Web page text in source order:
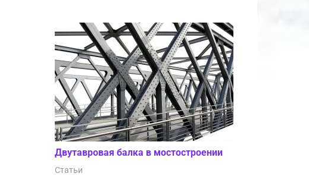
Двутавровая балка в мостостроении
Статьи